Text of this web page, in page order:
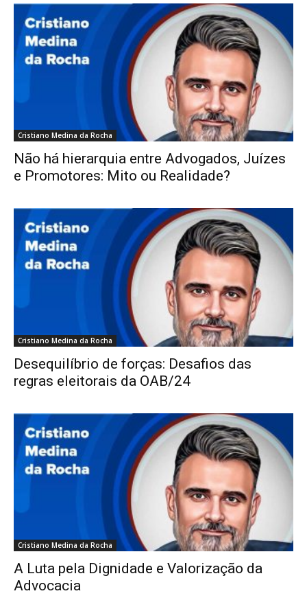
Cristiano Medina da Rocha
Não há hierarquia entre Advogados, Juízes
e Promotores: Mito ou Realidade?
Cristiano Medina da Rocha
Desequilíbrio de forças: Desafios das
regras eleitorais da OAB/24
Cristiano Medina da Rocha
A Luta pela Dignidade e Valorização da
Advocacia